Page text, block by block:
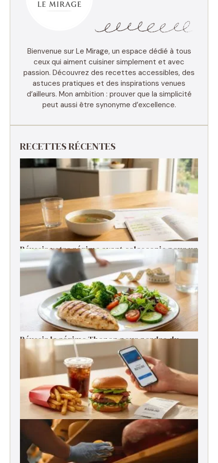
Bienvenue sur Le Mirage, un espace dédié à tous
ceux qui aiment cuisiner simplement et avec
passion. Découvrez des recettes accessibles, des
astuces pratiques et des inspirations venues
d’ailleurs. Mon ambition : prouver que la simplicité
peut aussi être synonyme d’excellence.
RECETTES RÉCENTES
Réussir votre régime avant coloscopie pour un
examen serein
Réussir le régime Thonon pour perdre du
poids rapidement
Pourquoi le fast-food est-il devenu si cher ?